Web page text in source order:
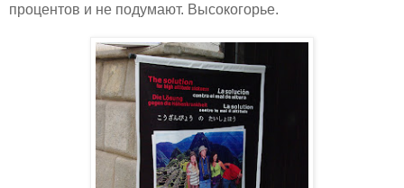
процентов и не подумают. Высокогорье.